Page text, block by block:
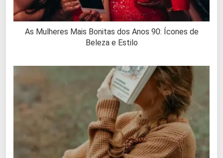
As Mulheres Mais Bonitas dos Anos 90: Ícones de
Beleza e Estilo